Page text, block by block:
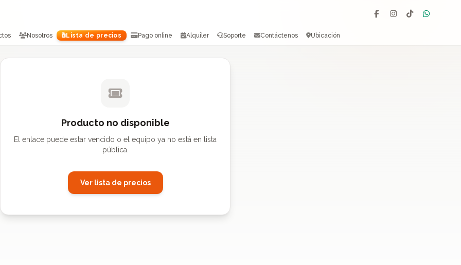
Facebook
Instagram
TikTok
Nosotros Lista de precios Pago online Alquiler Soporte Contáctenos Ubicación
Producto no disponible
El enlace puede estar vencido o el equipo ya no está en lista
pública.
Ver lista de precios